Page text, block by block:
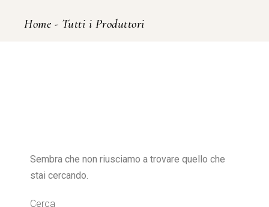
Home - Tutti i Produttori
Sembra che non riusciamo a trovare quello che
stai cercando.
Cerca